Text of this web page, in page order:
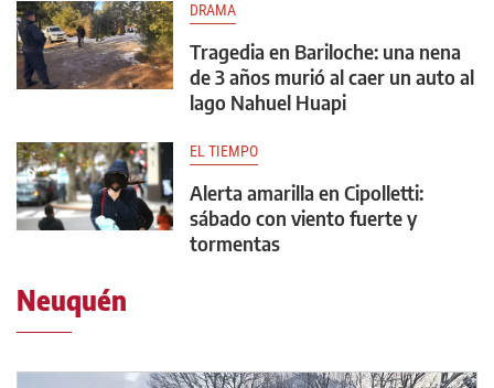
DRAMA
Tragedia en Bariloche: una nena
de 3 años murió al caer un auto al
lago Nahuel Huapi
EL TIEMPO
Alerta amarilla en Cipolletti:
sábado con viento fuerte y
tormentas
Neuquén